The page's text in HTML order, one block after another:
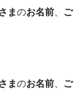
まのお名前
ご
まのお名前
ご